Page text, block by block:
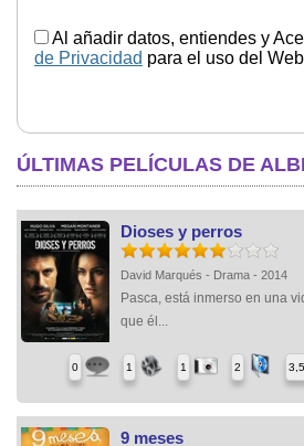
Al añadir datos, entiendes y
de Privacidad para el uso del
ÚLTIMAS PELÍCULAS DE
Dioses y perros
David Marqués - Drama - 2014
Pasca, está inmerso en una
que él...
0 1 1 2
9 meses